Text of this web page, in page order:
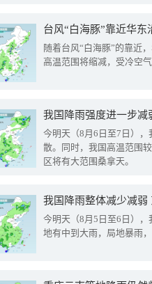
台风“白海豚”靠近华
随着台风“白海豚”的靠近
高温范围将缩减，受冷空
今明天（8月6日至7日）
散。同时，我国高温范围
区将有大范围桑拿天。
我国降雨整体减少减弱
今明天（8月5日至6日）
地有中到大雨，局地暴雨